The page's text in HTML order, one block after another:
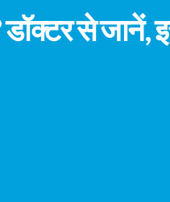
डॉक्टर से